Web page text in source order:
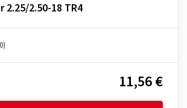
2.25/2.50-18 TR4
11,56 €